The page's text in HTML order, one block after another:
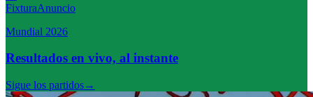
FixturaAnuncio
Mundial 2026
Resultados en vivo, al instante
Sigue los partidos→